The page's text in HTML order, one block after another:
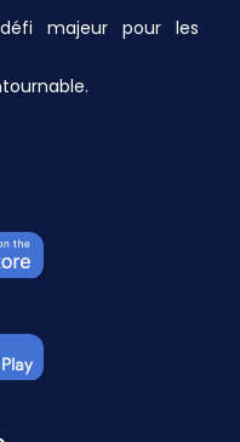
majeur pour les